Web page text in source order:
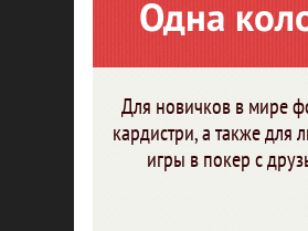
Одна
Для новичков в мире
кардистри, а также для
игры в покер с